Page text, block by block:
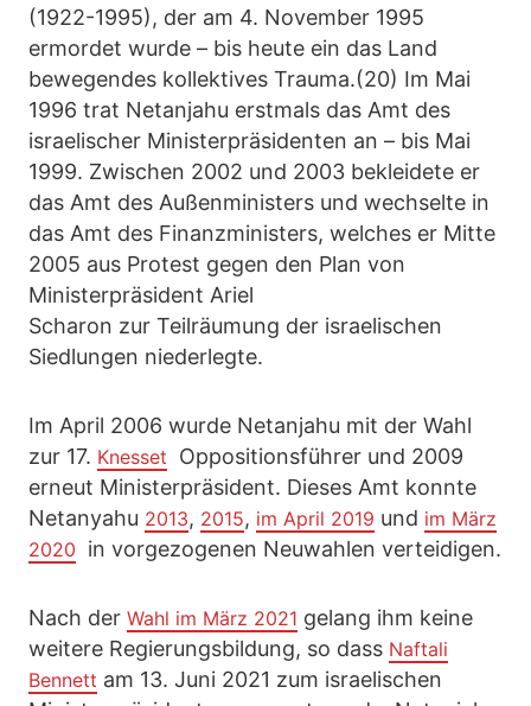
(1922-1995), der am 4. November 1995
ermordet wurde – bis heute ein das Land
bewegendes kollektives Trauma.(20) Im Mai
1996 trat Netanjahu erstmals das Amt des
israelischer Ministerpräsidenten an – bis Mai
1999. Zwischen 2002 und 2003 bekleidete er
das Amt des Außenministers und wechselte in
das Amt des Finanzministers, welches er Mitte
2005 aus Protest gegen den Plan von
Ministerpräsident Ariel
Scharon zur Teilräumung der israelischen
Siedlungen niederlegte.
Im April 2006 wurde Netanjahu mit der Wahl
zur 17. Knesset Oppositionsführer und 2009
erneut Ministerpräsident. Dieses Amt konnte
Netanyahu 2013, 2015, im April 2019 und im März
2020 in vorgezogenen Neuwahlen verteidigen.
Nach der Wahl im März 2021 gelang ihm keine
weitere Regierungsbildung, so dass Naftali
Bennett am 13. Juni 2021 zum israelischen